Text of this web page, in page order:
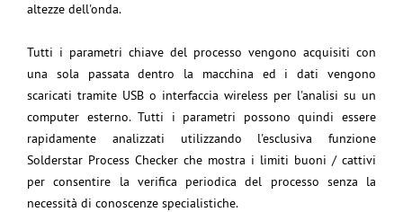
altezze dell'onda.
Tutti i parametri chiave del processo vengono acquisiti con
una sola passata dentro la macchina ed i dati vengono
scaricati tramite USB o interfaccia wireless per l'analisi su un
computer esterno. Tutti i parametri possono quindi essere
rapidamente analizzati utilizzando l'esclusiva funzione
Solderstar Process Checker che mostra i limiti buoni / cattivi
per consentire la verifica periodica del processo senza la
necessità di conoscenze specialistiche.